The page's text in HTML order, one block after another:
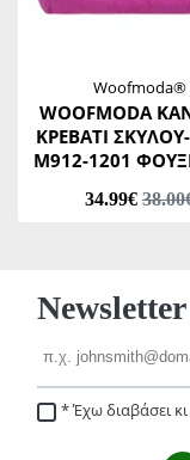
Woofmoda®
WOOFMODA
ΚΡΕΒΑΤΙ
Μ912-1201
34.99€
Newsletter
Έχω διαβάσει